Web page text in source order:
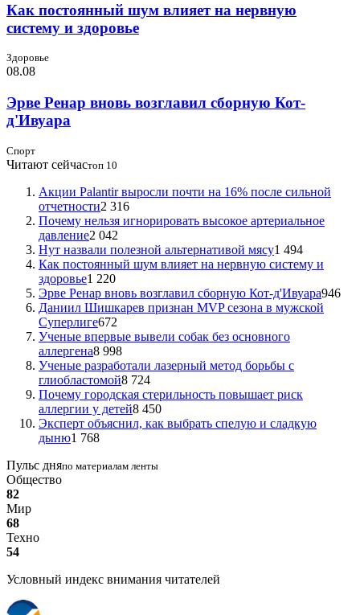
Как постоянный шум влияет на нервную
систему и здоровье
Здоровье
08.08
Эрве Ренар вновь возглавил сборную Кот-
д'Ивуара
Спорт
Читают сейчастоп 10
Акции Palantir выросли почти на 16% после сильной
отчетности2 316
Почему нельзя игнорировать высокое артериальное
давление2 042
Нут назвали полезной альтернативой мясу1 494
Как постоянный шум влияет на нервную систему и
здоровье1 220
Эрве Ренар вновь возглавил сборную Кот-д'Ивуара946
Даниил Шишкарев признан MVP сезона в мужской
Суперлиге672
Ученые впервые вывели собак без основного
аллергена8 998
Ученые разработали лазерный метод борьбы с
глиобластомой8 724
Почему городская стерильность повышает риск
аллергии у детей8 450
Эксперт объяснил, как выбрать спелую и сладкую
дыню1 768
Пульс дняпо материалам ленты
Общество
82
Мир
68
Техно
54
Условный индекс внимания читателей